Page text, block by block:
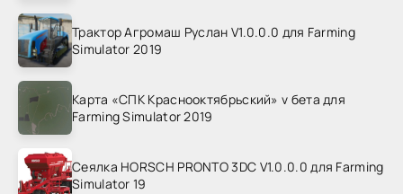
Трактор Агромаш Руслан V1.0.0.0 для Farming
Simulator 2019
Карта «СПК Краснооктябрьский» v бета для
Farming Simulator 2019
Сеялка HORSCH PRONTO 3DC V1.0.0.0 для Farming
Simulator 19